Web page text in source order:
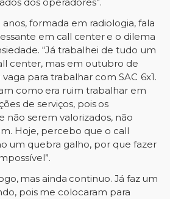
anos, formada em radiologia, fala
em call center e o dilema
“Já trabalhei de tudo um
center, mas em outubro de
para trabalhar com SAC 6x1.
como era ruim trabalhar em
de serviços, pois os
não serem valorizados, não
Hoje, percebo que o call
um quebra galho, por que fazer
mas ainda continuo. Já faz um
pois me colocaram para